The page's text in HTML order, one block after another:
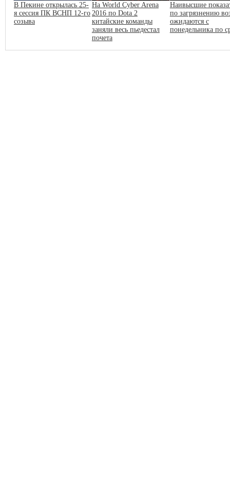
В Пекине открылась 25-
я сессия ПК ВСНП 12-го
созыва
На World Cyber Arena
2016 по Dota 2
китайские команды
заняли весь пьедестал
почета
Наивысшие
по загрязнению
ожидаются с
понедельника по